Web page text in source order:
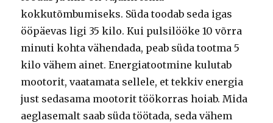
kokkutõmbumiseks. Süda toodab seda igas
ööpäevas ligi 35 kilo. Kui pulsilööke 10 võrra
minuti kohta vähendada, peab süda tootma 5
kilo vähem ainet. Energiatootmine kulutab
mootorit, vaatamata sellele, et tekkiv energia
just sedasama mootorit töökorras hoiab. Mida
aeglasemalt saab süda töötada, seda vähem